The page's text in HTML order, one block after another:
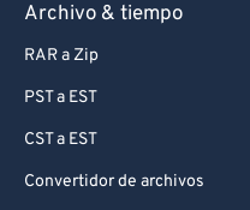
Archivo & tiempo
RAR a Zip
PST a EST
CST a EST
Convertidor de archivos